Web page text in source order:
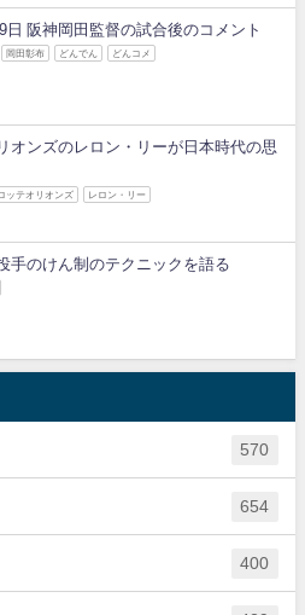
日 阪神岡田監督の試合後のコメント
岡田彰布 どんでん どんコメ
オンズのレロン・リーが日本時代の思
ッテオリオンズ レロン・リー
手のけん制のテクニックを語る
570
654
400